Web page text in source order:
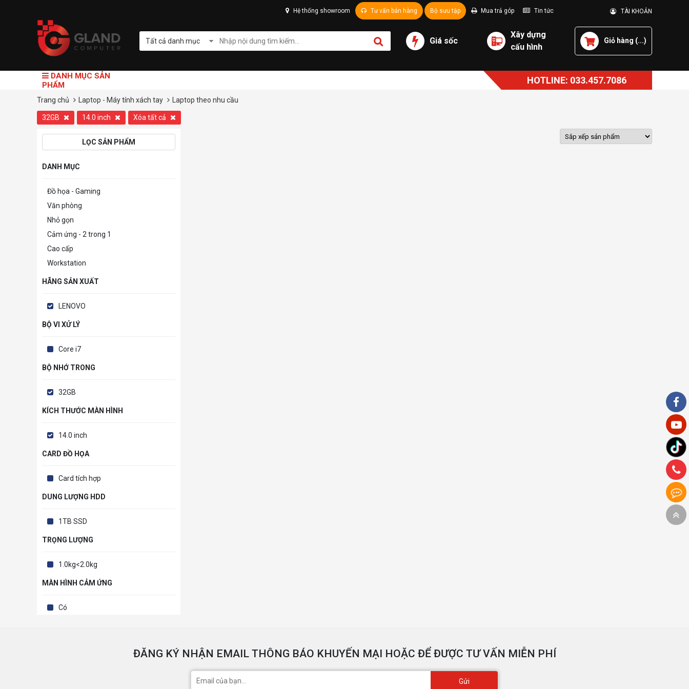
Hệ thống showroom Tư vấn bán hàng Bộ sưu tập Mua trả góp Tin tức TÀI KHOẢN
Tất cả danh mục Giá sốc
Xây dựng
cấu hình
Giỏ hàng (...)
DANH MỤC SẢN
PHẨM
HOTLINE: 033.457.7086
Trang chủ Laptop - Máy tính xách tay Laptop theo nhu cầu
32GB 14.0 inch Xóa tất cả
LỌC SẢN PHẨM
DANH MỤC
Đồ họa - Gaming
Văn phòng
Nhỏ gọn
Cảm ứng - 2 trong 1
Cao cấp
Workstation
HÃNG SẢN XUẤT
LENOVO
BỘ VI XỬ LÝ
Core i7
BỘ NHỚ TRONG
32GB
KÍCH THƯỚC MÀN HÌNH
14.0 inch
CARD ĐỒ HỌA
Card tích hợp
DUNG LƯỢNG HDD
1TB SSD
TRỌNG LƯỢNG
1.0kg<2.0kg
MÀN HÌNH CẢM ỨNG
Có
ĐĂNG KÝ NHẬN EMAIL THÔNG BÁO KHUYẾN MẠI HOẶC ĐỂ ĐƯỢC TƯ VẤN MIỄN PHÍ
Gửi